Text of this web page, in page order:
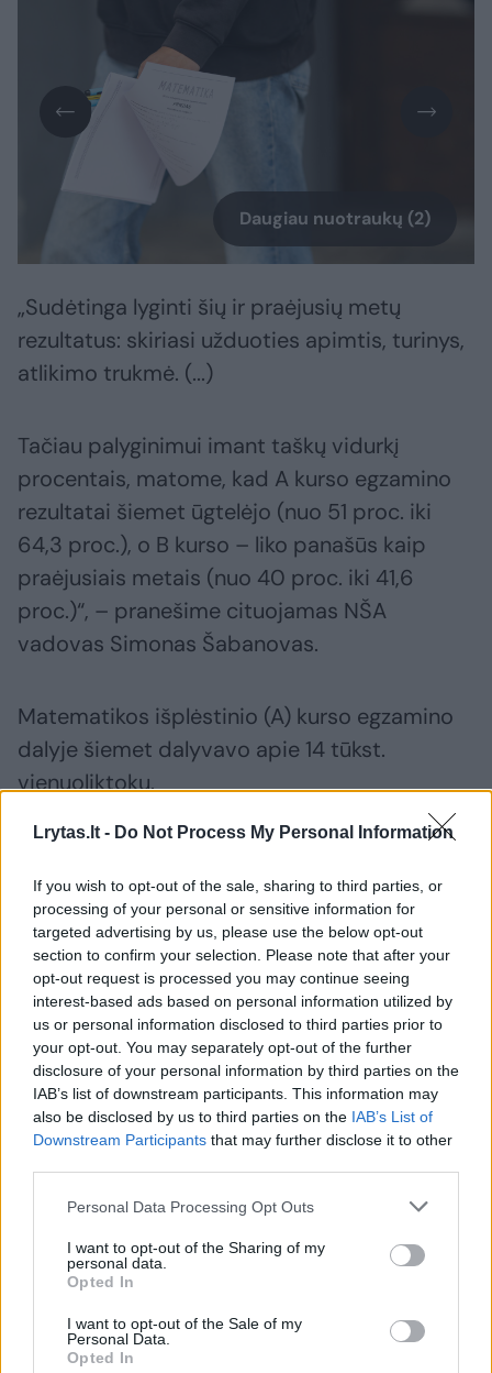
Lrytas.lt - Do Not Process My Personal Information
If you wish to opt-out of the sale, sharing to third parties, or
processing of your personal or sensitive information for
targeted advertising by us, please use the below opt-out
section to confirm your selection. Please note that after your
opt-out request is processed you may continue seeing
interest-based ads based on personal information utilized by
us or personal information disclosed to third parties prior to
your opt-out. You may separately opt-out of the further
disclosure of your personal information by third parties on the
IAB’s list of downstream participants. This information may
also be disclosed by us to third parties on the IAB’s List of
Downstream Participants that may further disclose it to other
Personal Data Processing Opt Outs
I want to opt-out of the Sharing of my
personal data.
Opted In
I want to opt-out of the Sale of my
Personal Data.
Opted In
Daugiau nuotraukų (2)
„Sudėtinga lyginti šių ir praėjusių metų
rezultatus: skiriasi užduoties apimtis, turinys,
atlikimo trukmė. (...)
Tačiau palyginimui imant taškų vidurkį
procentais, matome, kad A kurso egzamino
rezultatai šiemet ūgtelėjo (nuo 51 proc. iki
64,3 proc.), o B kurso – liko panašūs kaip
praėjusiais metais (nuo 40 proc. iki 41,6
proc.)“, – pranešime cituojamas NŠA
vadovas Simonas Šabanovas.
Matematikos išplėstinio (A) kurso egzamino
dalyje šiemet dalyvavo apie 14 tūkst.
vienuoliktokų.
Susiję straipsniai
Parodė, kaip sostinės
mokykla pasiruošė dienai X:
ko pasimokyti rastų bet kuri
namų
→